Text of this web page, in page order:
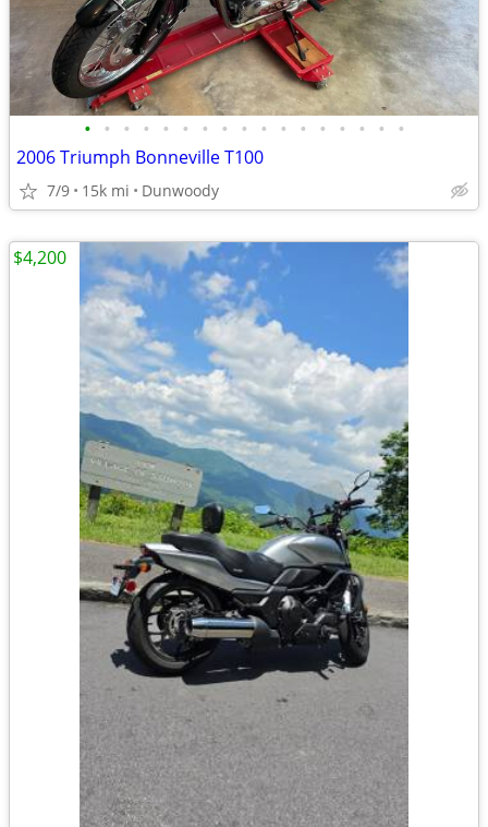
• • • • • • • • • • • • • • • • •
2006 Triumph Bonneville T100
7/9 15k mi Dunwoody
$4,200